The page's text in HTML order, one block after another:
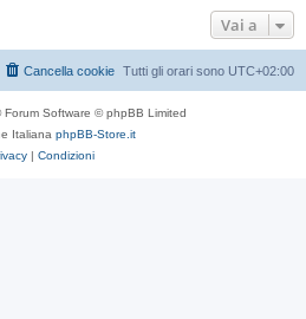
Vai a
Tutti gli orari sono UTC+02:00
Cancella cookie
Forum Software © phpBB Limited
Italiana phpBB-Store.it
| Condizioni